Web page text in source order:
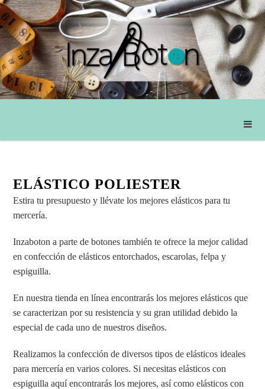
ELÁSTICO POLIESTER
Estira tu presupuesto y llévate los mejores elásticos para tu
mercería.
Inzaboton a parte de botones también te ofrece la mejor calidad
en confección de elásticos entorchados, escarolas, felpa y
espiguilla.
En nuestra tienda en línea encontrarás los mejores elásticos que
se caracterizan por su resistencia y su gran utilidad debido la
especial de cada uno de nuestros diseños.
Realizamos la confección de diversos tipos de elásticos ideales
para mercería en varios colores. Si necesitas elásticos con
espiguilla aquí encontrarás los mejores, así como elásticos con